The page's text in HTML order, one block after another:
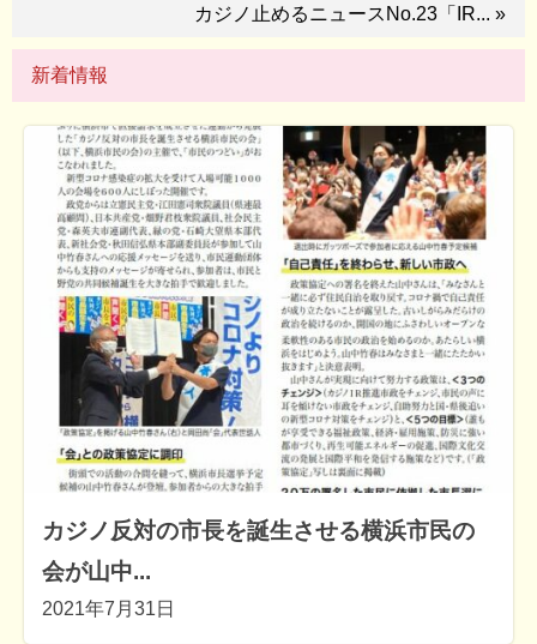
カジノ止めるニュースNo.23「IR... »
新着情報
カジノ反対の市長を誕生させる横浜市民の
会が山中...
2021年7月31日